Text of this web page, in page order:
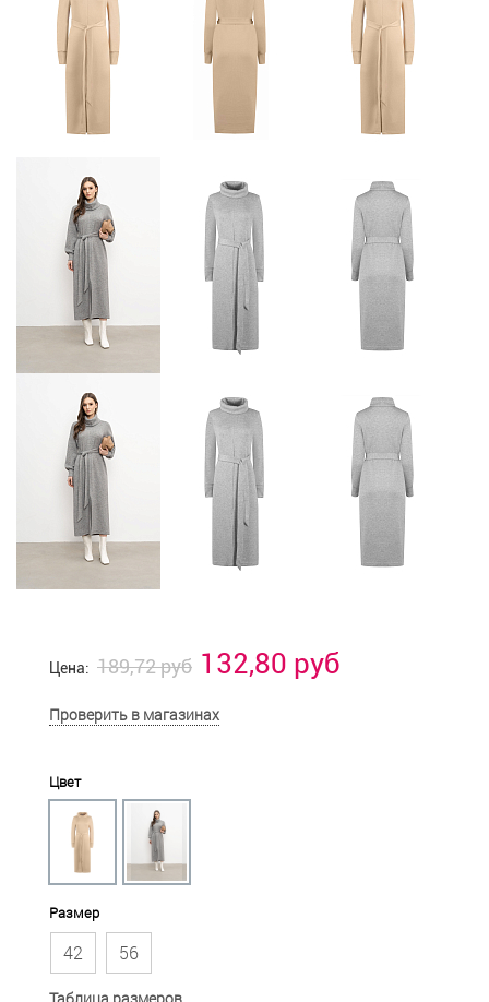
Цена: 189,72 руб 132,80 руб
Проверить в магазинах
Цвет
Размер
42 56